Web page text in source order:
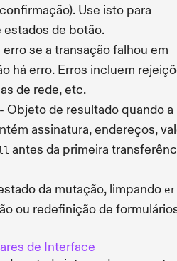
Use isto para
de botão.
se a transação falhou em
há erro. Erros incluem
de rede, etc.
Objeto de resultado quando a
assinatura, endereços,
antes da primeira
da mutação, limpando
ou redefinição de
de Interface